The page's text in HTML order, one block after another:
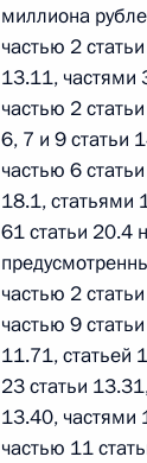
Дата вступления в
Официальный
26 июля
О внесении
Федерального
26 июля 2026 года
миллиона
частью 2
13.11, частями
частью 2
6, 7 и 9 статьи
частью 6
18.1, статьями
61 статьи 20.4
частью 2
частью 9
11.71, статьей
23 статьи
13.40, частями
частью 11